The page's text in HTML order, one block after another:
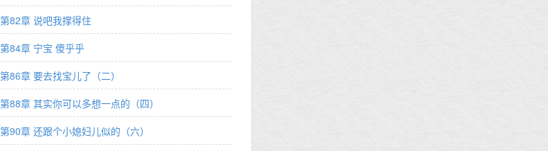
第82章 说吧我撑得住
第84章 宁宝 傻乎乎
第86章 要去找宝儿了（二）
第88章 其实你可以多想一点的（四）
第90章 还跟个小媳妇儿似的（六）